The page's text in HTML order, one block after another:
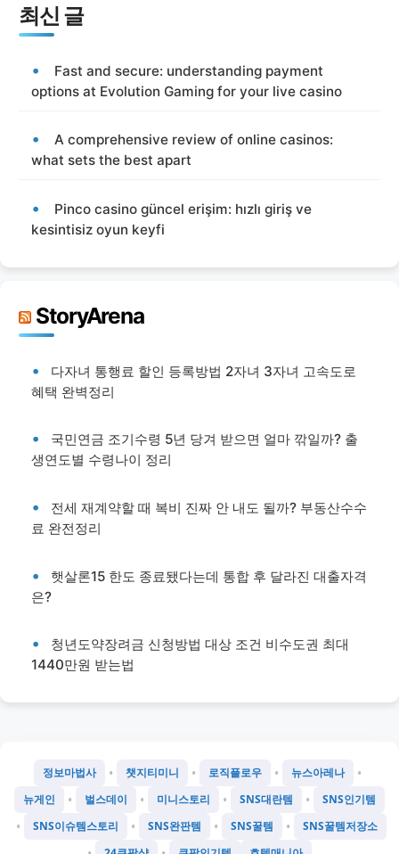
최신 글
Fast and secure: understanding payment
options at Evolution Gaming for your live casino
A comprehensive review of online casinos:
what sets the best apart
Pinco casino güncel erişim: hızlı giriş ve
kesintisiz oyun keyfi
StoryArena
다자녀 통행료 할인 등록방법 2자녀 3자녀 고속도로
혜택 완벽정리
국민연금 조기수령 5년 당겨 받으면 얼마 깎일까? 출
생연도별 수령나이 정리
전세 재계약할 때 복비 진짜 안 내도 될까? 부동산수수
료 완전정리
햇살론15 한도 종료됐다는데 통합 후 달라진 대출자격
은?
청년도약장려금 신청방법 대상 조건 비수도권 최대
1440만원 받는법
정보마법사 • 챗지티미니 • 로직플로우 • 뉴스아레나 •
뉴게인 • 벌스데이 • 미니스토리 • SNS대란템 • SNS인기템
• SNS이슈템스토리 • SNS완판템 • SNS꿀템 • SNS꿀템저장소